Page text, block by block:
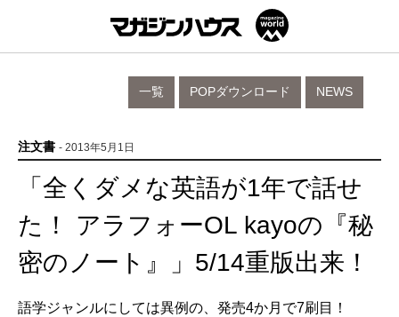
NEWS
POPダウンロード
一覧
注文書 - 2013年5月1日
「全くダメな英語が1年で話せ
た！ アラフォーOL kayoの『秘
密のノート』」5/14重版出来！
語学ジャンルにしては異例の、発売4か月で7刷目！